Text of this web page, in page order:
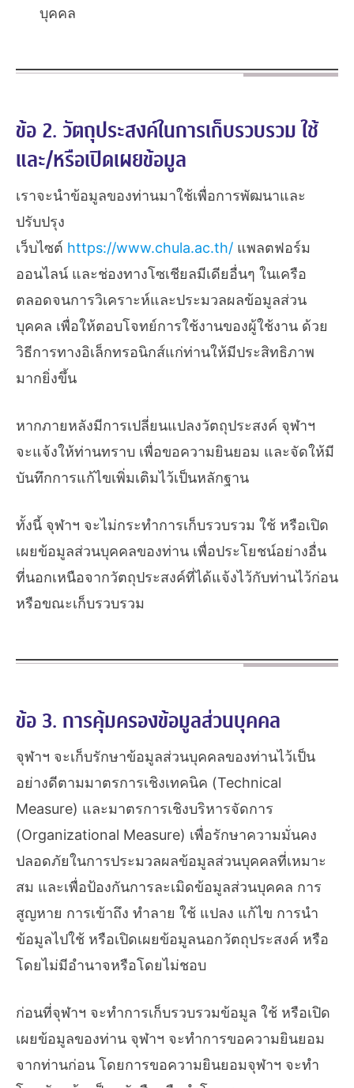
บุคคล
ข้อ 2. วัตถุประสงค์ในการเก็บรวบรวม ใช้
และ/หรือเปิดเผยข้อมูล
เราจะนำข้อมูลของท่านมาใช้เพื่อการพัฒนาและ
ปรับปรุง
เว็บไซต์ https://www.chula.ac.th/ แพลตฟอร์ม
ออนไลน์ และช่องทางโซเชียลมีเดียอื่นๆ ในเครือ
ตลอดจนการวิเคราะห์และประมวลผลข้อมูลส่วน
บุคคล เพื่อให้ตอบโจทย์การใช้งานของผู้ใช้งาน ด้วย
วิธีการทางอิเล็กทรอนิกส์แก่ท่านให้มีประสิทธิภาพ
มากยิ่งขึ้น
หากภายหลังมีการเปลี่ยนแปลงวัตถุประสงค์ จุฬาฯ
จะแจ้งให้ท่านทราบ เพื่อขอความยินยอม และจัดให้มี
บันทึกการแก้ไขเพิ่มเติมไว้เป็นหลักฐาน
ทั้งนี้ จุฬาฯ จะไม่กระทำการเก็บรวบรวม ใช้ หรือเปิด
เผยข้อมูลส่วนบุคคลของท่าน เพื่อประโยชน์อย่างอื่น
ที่นอกเหนือจากวัตถุประสงค์ที่ได้แจ้งไว้กับท่านไว้ก่อน
หรือขณะเก็บรวบรวม
ข้อ 3. การคุ้มครองข้อมูลส่วนบุคคล
จุฬาฯ จะเก็บรักษาข้อมูลส่วนบุคคลของท่านไว้เป็น
อย่างดีตามมาตรการเชิงเทคนิค (Technical
Measure) และมาตรการเชิงบริหารจัดการ
(Organizational Measure) เพื่อรักษาความมั่นคง
ปลอดภัยในการประมวลผลข้อมูลส่วนบุคคลที่เหมาะ
สม และเพื่อป้องกันการละเมิดข้อมูลส่วนบุคคล การ
สูญหาย การเข้าถึง ทำลาย ใช้ แปลง แก้ไข การนำ
ข้อมูลไปใช้ หรือเปิดเผยข้อมูลนอกวัตถุประสงค์ หรือ
โดยไม่มีอำนาจหรือโดยไม่ชอบ
ก่อนที่จุฬาฯ จะทำการเก็บรวบรวมข้อมูล ใช้ หรือเปิด
เผยข้อมูลของท่าน จุฬาฯ จะทำการขอความยินยอม
จากท่านก่อน โดยการขอความยินยอมจุฬาฯ จะทำ